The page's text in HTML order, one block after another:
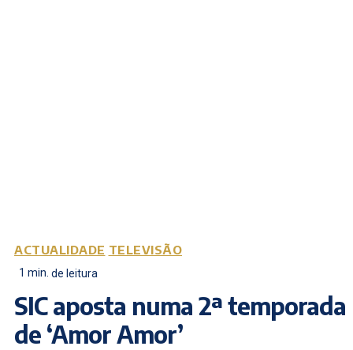
ACTUALIDADE TELEVISÃO
1 min. de leitura
SIC aposta numa 2ª temporada
de ‘Amor Amor’